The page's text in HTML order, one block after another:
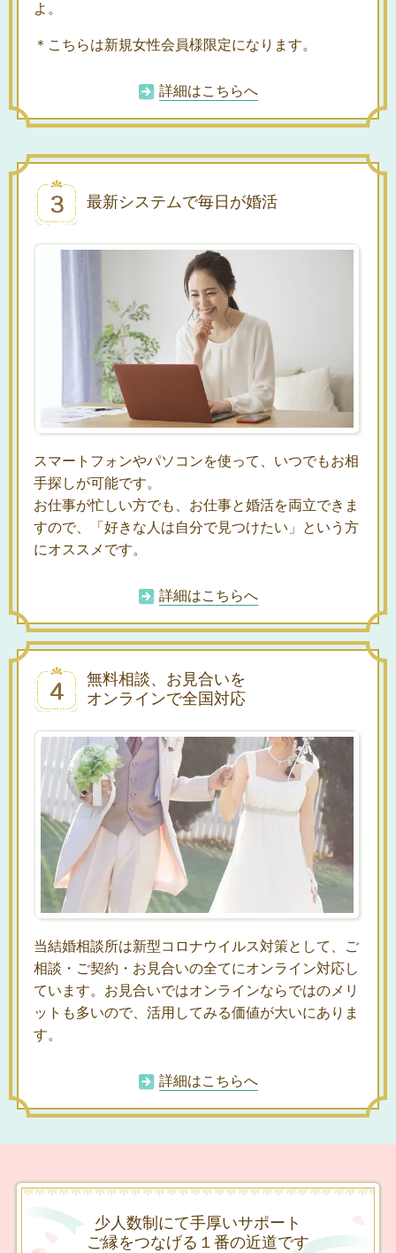
よ。
＊こちらは新規女性会員様限定になります。
詳細はこちらへ
最新システムで毎日が婚活
スマートフォンやパソコンを使って、いつでもお相
手探しが可能です。
お仕事が忙しい方でも、お仕事と婚活を両立できま
すので、「好きな人は自分で見つけたい」という方
にオススメです。
詳細はこちらへ
無料相談、お見合いを
オンラインで全国対応
当結婚相談所は新型コロナウイルス対策として、ご
相談・ご契約・お見合いの全てにオンライン対応し
ています。お見合いではオンラインならではのメリ
ットも多いので、活用してみる価値が大いにありま
す。
詳細はこちらへ
少人数制にて手厚いサポート
ご縁をつなげる１番の近道です